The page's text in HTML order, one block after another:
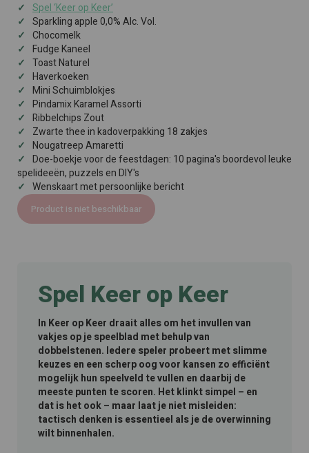
Spel ‘Keer op Keer’
Sparkling apple 0,0% Alc. Vol.
Chocomelk
Fudge Kaneel
Toast Naturel
Haverkoeken
Mini Schuimblokjes
Pindamix Karamel Assorti
Ribbelchips Zout
Zwarte thee in kadoverpakking 18 zakjes
Nougatreep Amaretti
Doe-boekje voor de feestdagen: 10 pagina's boordevol leuke
spelideeën, puzzels en DIY's
Wenskaart met persoonlijke bericht
Product is niet beschikbaar
Spel Keer op Keer
In Keer op Keer draait alles om het invullen van
vakjes op je speelblad met behulp van
dobbelstenen. Iedere speler probeert met slimme
keuzes en een scherp oog voor kansen zo efficiënt
mogelijk hun speelveld te vullen en daarbij de
meeste punten te scoren. Het klinkt simpel – en
dat is het ook – maar laat je niet misleiden:
tactisch denken is essentieel als je de overwinning
wilt binnenhalen.